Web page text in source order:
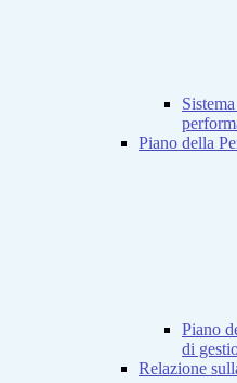
Piano della
Piano
di
Relazione